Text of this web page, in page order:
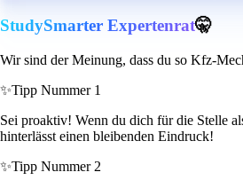
StudySmarter Expertenrat🤫
Wir sind der Meinung, dass du so Kfz-
✨Tipp Nummer 1
Sei proaktiv! Wenn du dich für die Stelle
hinterlässt einen bleibenden Eindruck!
✨Tipp Nummer 2